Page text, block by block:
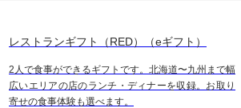
レストランギフト（RED）（eギフト）
2人で食事ができるギフトです。北海道〜九州まで幅
広いエリアの店のランチ・ディナーを収録。お取り
寄せの食事体験も選べます。